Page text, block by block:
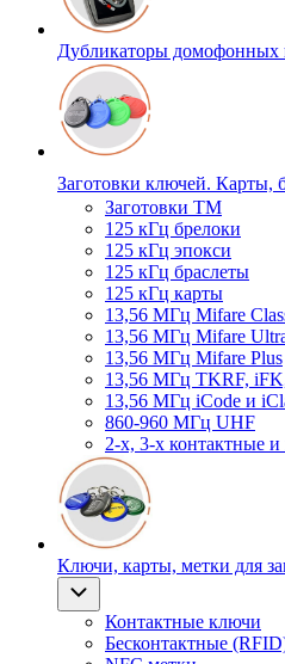
Дубликаторы домофонных
Заготовки ключей. Карты,
Заготовки ТМ
125 кГц брелоки
125 кГц эпокси
125 кГц браслеты
125 кГц карты
13,56 МГц Mifare
13,56 МГц Mifare
13,56 МГц Mifare Plus
13,56 МГц TKRF,
13,56 МГц iCode и
860-960 МГц UHF
2-х, 3-х контактные
Ключи, карты, метки для
Контактные ключи
Бесконтактные